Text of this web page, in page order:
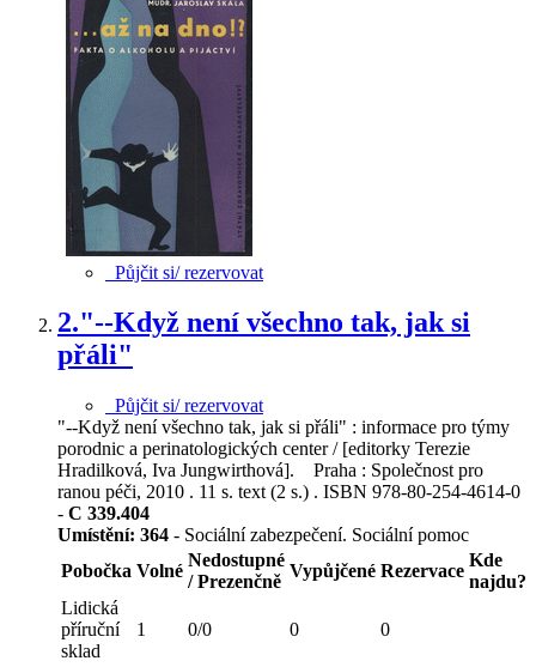
Půjčit si/ rezervovat
2."--Když není všechno tak, jak si
přáli"
Půjčit si/ rezervovat
"--Když není všechno tak, jak si přáli" : informace pro týmy
porodnic a perinatologických center / [editorky Terezie
Hradilková, Iva Jungwirthová]. Praha : Společnost pro
ranou péči, 2010 . 11 s. text (2 s.) . ISBN 978-80-254-4614-0
- C 339.404
Umístění: 364 - Sociální zabezpečení. Sociální pomoc
Pobočka Volné
Nedostupné
/ Prezenčně
Vypůjčené Rezervace
Kde
najdu?
Lidická
příruční
sklad
1 0/0 0 0